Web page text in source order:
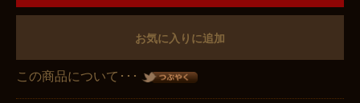
お気に入りに追加
この商品について･･･